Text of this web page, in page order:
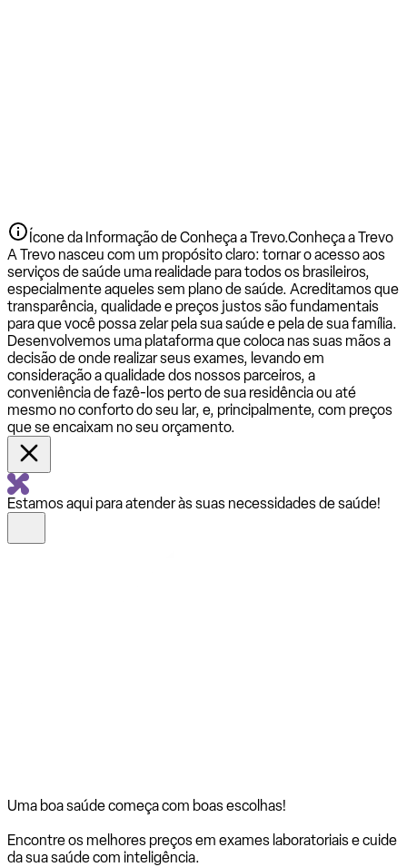
Ícone da Informação de Conheça a Trevo.Conheça a Trevo
A Trevo nasceu com um propósito claro: tornar o acesso aos
serviços de saúde uma realidade para todos os brasileiros,
especialmente aqueles sem plano de saúde. Acreditamos que
transparência, qualidade e preços justos são fundamentais
para que você possa zelar pela sua saúde e pela de sua família.
Desenvolvemos uma plataforma que coloca nas suas mãos a
decisão de onde realizar seus exames, levando em
consideração a qualidade dos nossos parceiros, a
conveniência de fazê-los perto de sua residência ou até
mesmo no conforto do seu lar, e, principalmente, com preços
que se encaixam no seu orçamento.
Estamos aqui para atender às suas necessidades de saúde!
Uma boa saúde começa com boas escolhas!
Encontre os melhores preços em exames laboratoriais e cuide
da sua saúde com inteligência.